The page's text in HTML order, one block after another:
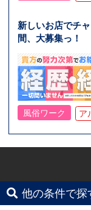
新しいお店でチ
間、大募集っ！
風俗ワーク ア
他の条件で探